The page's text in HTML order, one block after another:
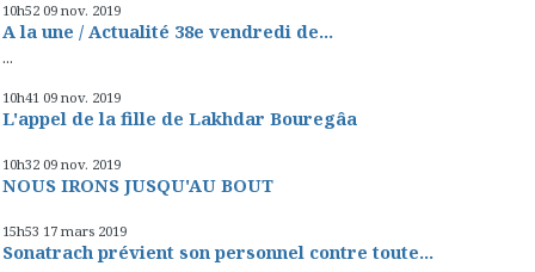
10h52 09 nov. 2019
A la une / Actualité 38e vendredi de...
...
10h41 09 nov. 2019
L'appel de la fille de Lakhdar Bouregâa
10h32 09 nov. 2019
NOUS IRONS JUSQU'AU BOUT
15h53 17 mars 2019
Sonatrach prévient son personnel contre toute...